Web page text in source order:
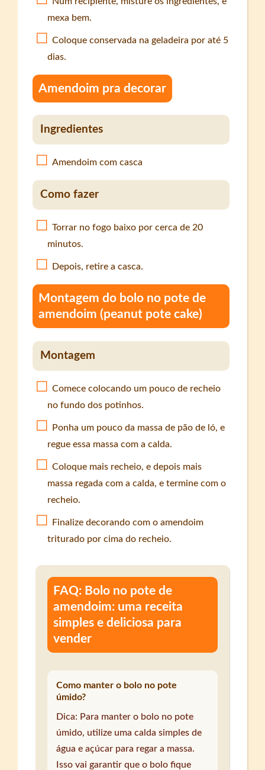
mexa bem.
Coloque conservada na geladeira por até 5
dias.
Amendoim pra decorar
Ingredientes
Amendoim com casca
Como fazer
Torrar no fogo baixo por cerca de 20
minutos.
Depois, retire a casca.
Montagem do bolo no pote de
amendoim (peanut pote cake)
Montagem
Comece colocando um pouco de recheio
no fundo dos potinhos.
Ponha um pouco da massa de pão de ló, e
regue essa massa com a calda.
Coloque mais recheio, e depois mais
massa regada com a calda, e termine com o
recheio.
Finalize decorando com o amendoim
triturado por cima do recheio.
FAQ: Bolo no pote de
amendoim: uma receita
simples e deliciosa para
vender
Como manter o bolo no pote
úmido?
Dica: Para manter o bolo no pote
úmido, utilize uma calda simples de
água e açúcar para regar a massa.
Isso vai garantir que o bolo fique